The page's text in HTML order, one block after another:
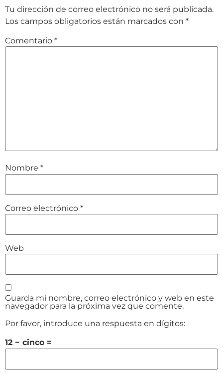
Tu dirección de correo electrónico no será publicada.
Los campos obligatorios están marcados con *
Comentario *
Nombre *
Correo electrónico *
Web
Guarda mi nombre, correo electrónico y web en este
navegador para la próxima vez que comente.
Por favor, introduce una respuesta en dígitos:
12 − cinco =